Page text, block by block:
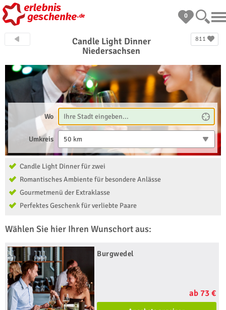
0
811
Candle Light Dinner
Niedersachsen
Wo
Umkreis 50 km
Candle Light Dinner für zwei
Romantisches Ambiente für besondere Anlässe
Gourmetmenü der Extraklasse
Perfektes Geschenk für verliebte Paare
Wählen Sie hier Ihren Wunschort aus:
Burgwedel
ab 73 €